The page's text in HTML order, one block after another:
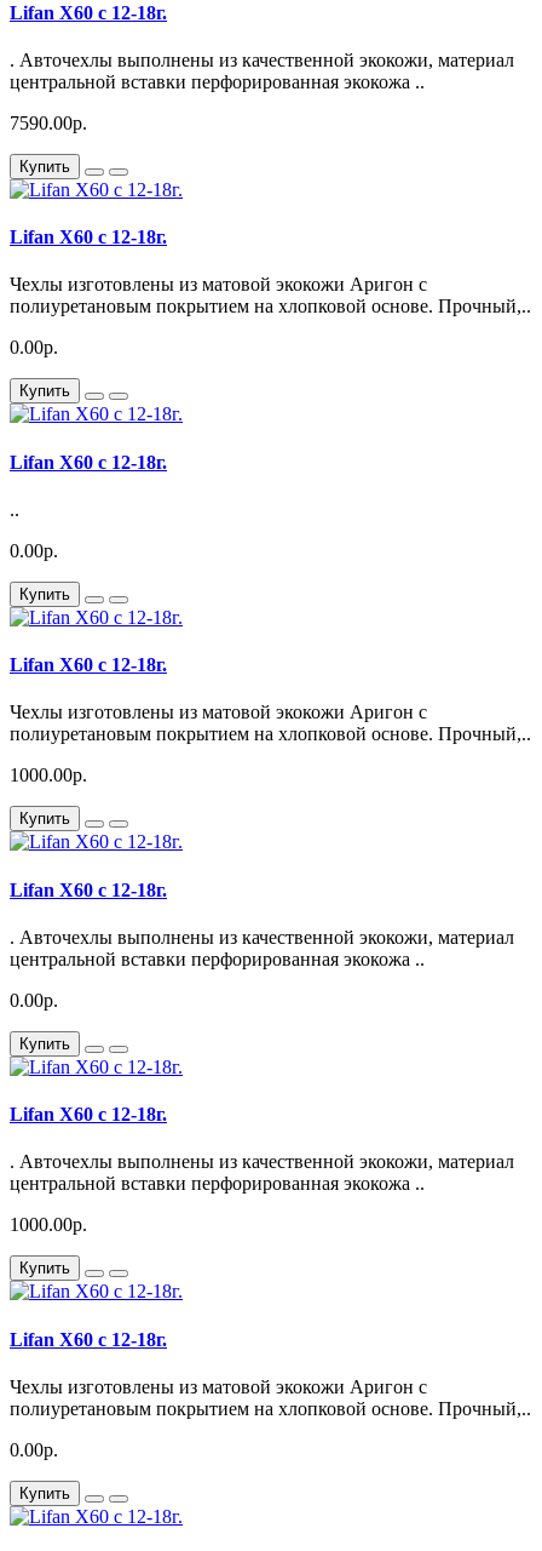
Lifan X60 с 12-18г.
. Авточехлы выполнены из качественной экокожи, материал
центральной вставки перфорированная экокожа ..
7590.00р.
Купить
Lifan X60 с 12-18г.
Чехлы изготовлены из матовой экокожи Аригон с
полиуретановым покрытием на хлопковой основе. Прочный,..
0.00р.
Купить
Lifan X60 с 12-18г.
..
0.00р.
Купить
Lifan X60 с 12-18г.
Чехлы изготовлены из матовой экокожи Аригон с
полиуретановым покрытием на хлопковой основе. Прочный,..
1000.00р.
Купить
Lifan X60 с 12-18г.
. Авточехлы выполнены из качественной экокожи, материал
центральной вставки перфорированная экокожа ..
0.00р.
Купить
Lifan X60 с 12-18г.
. Авточехлы выполнены из качественной экокожи, материал
центральной вставки перфорированная экокожа ..
1000.00р.
Купить
Lifan X60 с 12-18г.
Чехлы изготовлены из матовой экокожи Аригон с
полиуретановым покрытием на хлопковой основе. Прочный,..
0.00р.
Купить